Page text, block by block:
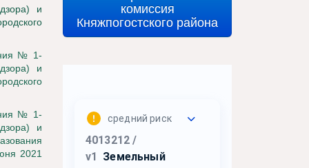
и
№ 1-
и
№ 1-
и
2021
комиссия
Княжпогостского района